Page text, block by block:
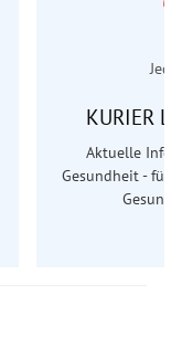
KURIER
Aktuelle
Gesundheit - für